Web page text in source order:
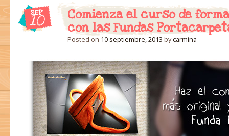
SEP
10
Comienza el curso de
con las Fundas
Posted on 10 septiembre, 2013 bycarmina